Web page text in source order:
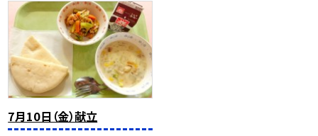
7月10日（金）献立